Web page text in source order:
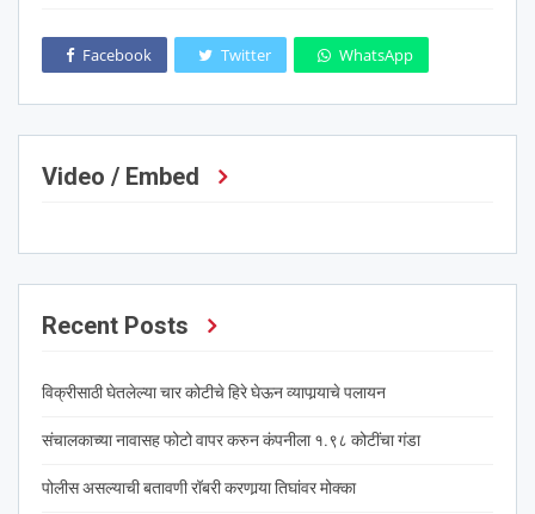
Facebook Twitter WhatsApp
Video / Embed
Recent Posts
विक्रीसाठी घेतलेल्या चार कोटीचे हिरे घेऊन व्यापार्‍याचे पलायन
संचालकाच्या नावासह फोटो वापर करुन कंपनीला १.९८ कोटींचा गंडा
पोलीस असल्याची बतावणी रॉबरी करणार्‍या तिघांवर मोक्का